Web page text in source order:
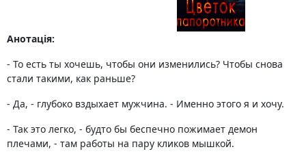
Анотація:
- То есть ты хочешь, чтобы они изменились? Чтобы снова
стали такими, как раньше?
- Да, - глубоко вздыхает мужчина. - Именно этого я и хочу.
- Так это легко, - будто бы беспечно пожимает демон
плечами, - там работы на пару кликов мышкой.